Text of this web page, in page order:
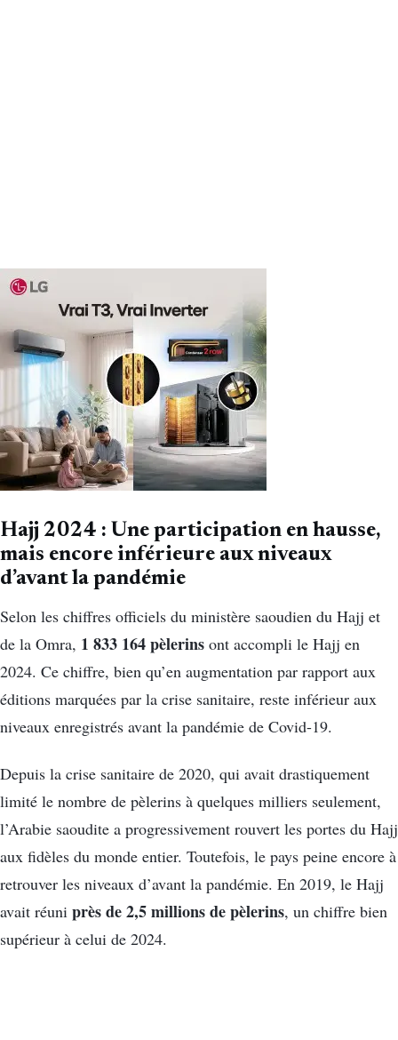
Hajj 2024 : Une participation en hausse,
mais encore inférieure aux niveaux
d’avant la pandémie
Selon les chiffres officiels du ministère saoudien du Hajj et
de la Omra, 1 833 164 pèlerins ont accompli le Hajj en
2024. Ce chiffre, bien qu’en augmentation par rapport aux
éditions marquées par la crise sanitaire, reste inférieur aux
niveaux enregistrés avant la pandémie de Covid-19.
Depuis la crise sanitaire de 2020, qui avait drastiquement
limité le nombre de pèlerins à quelques milliers seulement,
l’Arabie saoudite a progressivement rouvert les portes du Hajj
aux fidèles du monde entier. Toutefois, le pays peine encore à
retrouver les niveaux d’avant la pandémie. En 2019, le Hajj
avait réuni près de 2,5 millions de pèlerins, un chiffre bien
supérieur à celui de 2024.